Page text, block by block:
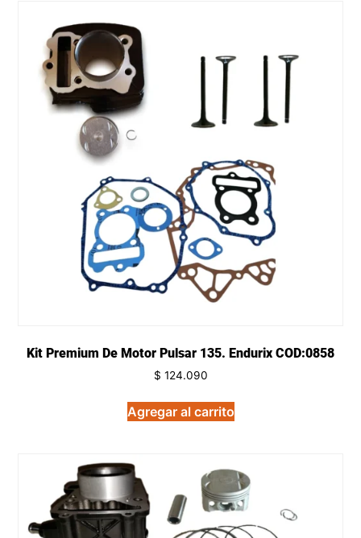
Kit Premium De Motor Pulsar 135. Endurix COD:0858
$ 124.090
Agregar al carrito